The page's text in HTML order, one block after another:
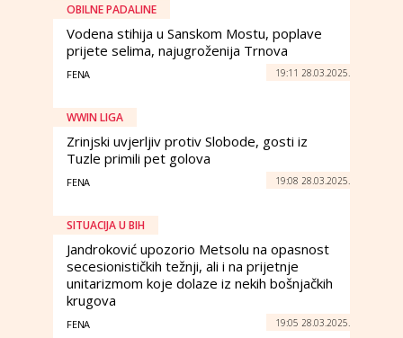
OBILNE PADALINE
Vodena stihija u Sanskom Mostu, poplave
prijete selima, najugroženija Trnova
FENA 19:11 28.03.2025.
WWIN LIGA
Zrinjski uvjerljiv protiv Slobode, gosti iz
Tuzle primili pet golova
FENA 19:08 28.03.2025.
SITUACIJA U BIH
Jandroković upozorio Metsolu na opasnost
secesionističkih težnji, ali i na prijetnje
unitarizmom koje dolaze iz nekih bošnjačkih
krugova
FENA 19:05 28.03.2025.